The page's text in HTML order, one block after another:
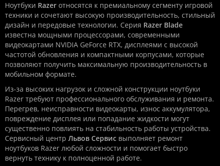
Ноутбуки Razer относятся к премиальному сегменту игровой
техники и сочетают высокую производительность, стильный
дизайн и передовые технологии. Серия Razer Blade
известна мощными процессорами, современными
видеокартами NVIDIA GeForce RTX, дисплеями с высокой
частотой обновления и компактными корпусами, которые
позволяют получить максимальную производительность в
мобильном формате.
Из-за высоких нагрузок и сложной конструкции ноутбуки
Razer требуют профессионального обслуживания и ремонта.
Перегрев, неисправности видеокарты, износ аккумулятора,
повреждение дисплея или попадание жидкости могут
существенно повлиять на стабильность работы устройства.
Сервисный центр Львов Сервис выполняет ремонт
ноутбуков Razer любой сложности и помогает быстро
вернуть технику к полноценной работе.